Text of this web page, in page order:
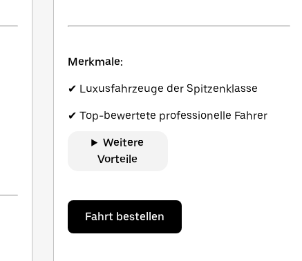
Merkmale:
✔ Luxusfahrzeuge der Spitzenklasse
✔ Top-bewertete professionelle Fahrer
Weitere
Vorteile
Fahrt bestellen